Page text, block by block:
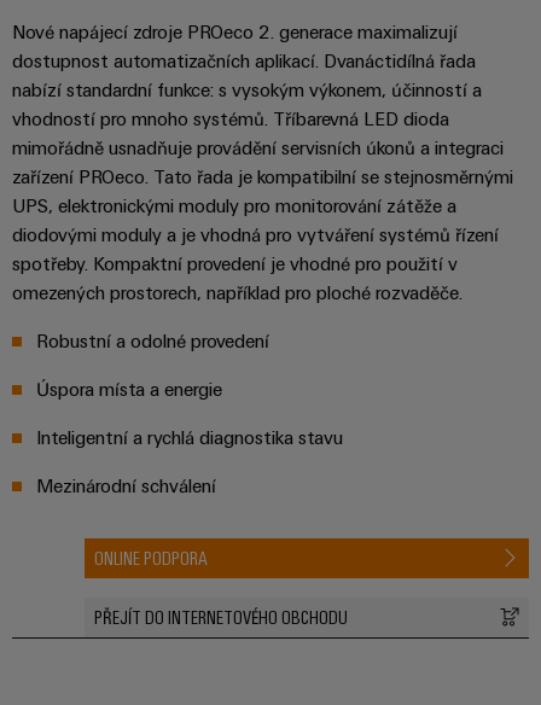
Nové napájecí zdroje PROeco 2. generace maximalizují
dostupnost automatizačních aplikací. Dvanáctidílná řada
nabízí standardní funkce: s vysokým výkonem, účinností a
vhodností pro mnoho systémů. Tříbarevná LED dioda
mimořádně usnadňuje provádění servisních úkonů a integraci
zařízení PROeco. Tato řada je kompatibilní se stejnosměrnými
UPS, elektronickými moduly pro monitorování zátěže a
diodovými moduly a je vhodná pro vytváření systémů řízení
spotřeby. Kompaktní provedení je vhodné pro použití v
omezených prostorech, například pro ploché rozvaděče.
Robustní a odolné provedení
Úspora místa a energie
Inteligentní a rychlá diagnostika stavu
Mezinárodní schválení
ONLINE PODPORA
PŘEJÍT DO INTERNETOVÉHO OBCHODU